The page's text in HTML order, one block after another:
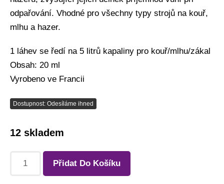
odpařování. Vhodné pro všechny typy strojů na kouř,
mlhu a hazer.
1 láhev se ředí na 5 litrů kapaliny pro kouř/mlhu/zákal
Obsah: 20 ml
Vyrobeno ve Francii
Dostupnost: Odesíláme ihned
12 skladem
Přidat Do Košíku